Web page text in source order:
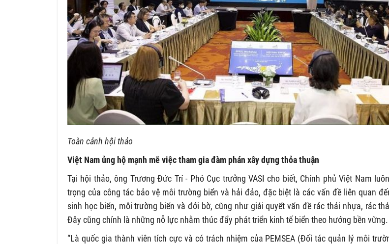
Toàn cảnh hội thảo
Việt Nam ủng hộ mạnh mẽ việc tham gia đàm phán xây dựng thỏa thuận
Tại hội thảo, ông Trương Đức Trí - Phó Cục trưởng VASI cho biết, Chính phủ Việt Nam
trọng của công tác bảo vệ môi trường biển và hải đảo, đặc biệt là các vấn đề liên quan
sinh học biển, môi trường biển và đới bờ, cũng như giải quyết vấn đề rác thải nhựa, rác
Đây cũng chính là những nỗ lực nhằm thúc đẩy phát triển kinh tế biển theo hướng bền vững.
“Là quốc gia thành viên tích cực và có trách nhiệm của PEMSEA (Đối tác quản lý môi